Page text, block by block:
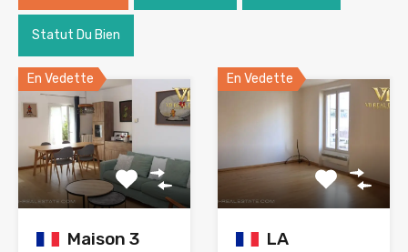
Statut Du Bien
En Vedette
Maison 3
En Vedette
LA